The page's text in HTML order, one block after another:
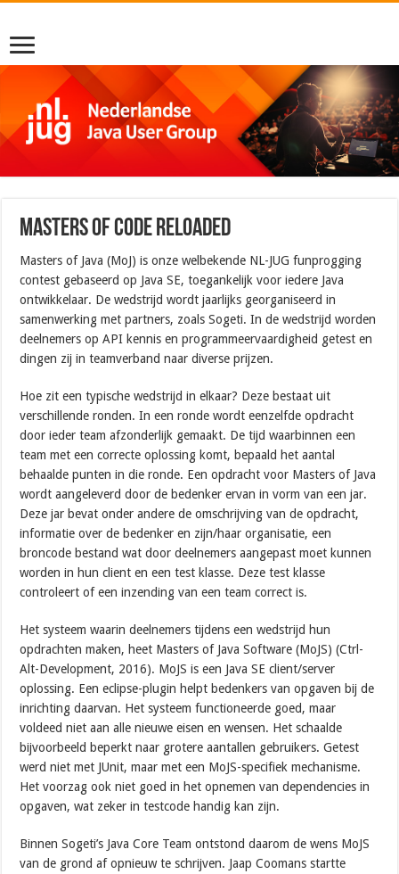
Masters of Code reloaded
Masters of Java (MoJ) is onze welbekende NL-JUG funprogging
contest gebaseerd op Java SE, toegankelijk voor iedere Java
ontwikkelaar. De wedstrijd wordt jaarlijks georganiseerd in
samenwerking met partners, zoals Sogeti. In de wedstrijd worden
deelnemers op API kennis en programmeervaardigheid getest en
dingen zij in teamverband naar diverse prijzen.
Hoe zit een typische wedstrijd in elkaar? Deze bestaat uit
verschillende ronden. In een ronde wordt eenzelfde opdracht
door ieder team afzonderlijk gemaakt. De tijd waarbinnen een
team met een correcte oplossing komt, bepaald het aantal
behaalde punten in die ronde. Een opdracht voor Masters of Java
wordt aangeleverd door de bedenker ervan in vorm van een jar.
Deze jar bevat onder andere de omschrijving van de opdracht,
informatie over de bedenker en zijn/haar organisatie, een
broncode bestand wat door deelnemers aangepast moet kunnen
worden in hun client en een test klasse. Deze test klasse
controleert of een inzending van een team correct is.
Het systeem waarin deelnemers tijdens een wedstrijd hun
opdrachten maken, heet Masters of Java Software (MoJS) (Ctrl-
Alt-Development, 2016). MoJS is een Java SE client/server
oplossing. Een eclipse-plugin helpt bedenkers van opgaven bij de
inrichting daarvan. Het systeem functioneerde goed, maar
voldeed niet aan alle nieuwe eisen en wensen. Het schaalde
bijvoorbeeld beperkt naar grotere aantallen gebruikers. Getest
werd niet met JUnit, maar met een MoJS-specifiek mechanisme.
Het voorzag ook niet goed in het opnemen van dependencies in
opgaven, wat zeker in testcode handig kan zijn.
Binnen Sogeti’s Java Core Team ontstond daarom de wens MoJS
van de grond af opnieuw te schrijven. Jaap Coomans startte